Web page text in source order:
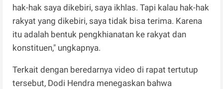
hak-hak saya dikebiri, saya ikhlas. Tapi kalau hak-hak
rakyat yang dikebiri, saya tidak bisa terima. Karena
itu adalah bentuk pengkhianatan ke rakyat dan
konstituen," ungkapnya.
Terkait dengan beredarnya video di rapat tertutup
tersebut, Dodi Hendra menegaskan bahwa